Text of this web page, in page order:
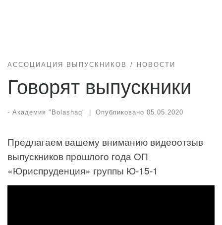
АССОЦИАЦИЯ ВЫПУСКНИКОВ НОВОСТИ
Говорят выпускники
- Академия "Bolashaq" | Опубликовано 05.05.2020
Предлагаем вашему вниманию видеоотзыв
выпускников прошлого года ОП
«Юриспруденция» группы Ю-15-1